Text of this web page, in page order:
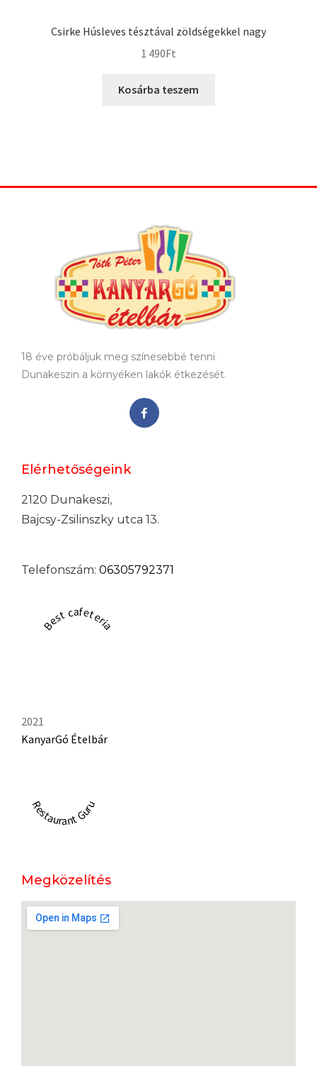
Csirke Húsleves tésztával zöldségekkel nagy
1 490Ft
Kosárba teszem
18 éve próbáljuk meg színesebbé tenni
Dunakeszin a környéken lakók étkezését.
Elérhetőségeink
2120 Dunakeszi,
Bajcsy-Zsilinszky utca 13.
Telefonszám: 06305792371
Best cafeteria
2021
KanyarGó Ételbár
Restaurant Guru
Megközelítés